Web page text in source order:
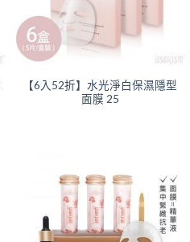
【6入52折】水光淨白保濕隱型
面膜 25